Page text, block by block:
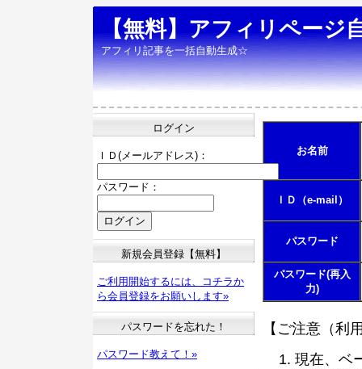
【無料】アフィリページ
アフィリ記事を一括自動生成☆
お名前
ＩＤ（e-mail）
パスワード
パスワード(再入
力)
【ご注意（利
現在、ベ
ログイン
ＩＤ(メールアドレス)：
パスワード：
新規会員登録【無料】
ご利用開始するには、コチラか
ら会員登録をお願いします»
パスワードを忘れた！
パスワード教えて！»